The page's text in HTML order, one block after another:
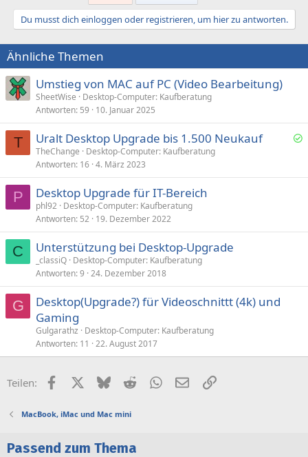
Du musst dich einloggen oder registrieren, um hier zu antworten.
Ähnliche Themen
Umstieg von MAC auf PC (Video Bearbeitung)
SheetWise
Desktop-Computer: Kaufberatung
Antworten 59 10. Januar 2025
T
ö
Uralt Desktop Upgrade bis 1.500 Neukauf
TheChange
Desktop-Computer: Kaufberatung
Antworten 16 4. März 2023
P Desktop Upgrade für IT-Bereich
phl92 Desktop-Computer: Kaufberatung
Antworten 52 19. Dezember 2022
C Unterstützung bei Desktop-Upgrade
_classiQ Desktop-Computer: Kaufberatung
Antworten 9 24. Dezember 2018
G
Desktop(Upgrade?) für Videoschnittt (4k) und
Gaming
Gulgarathz
Desktop-Computer: Kaufberatung
Antworten 11 22. August 2017
Teilen: FacebookX (Twitter)
BlueskyRedditWhatsApp
E-MailLink
MacBook, iMac und Mac mini
Passend zum Thema